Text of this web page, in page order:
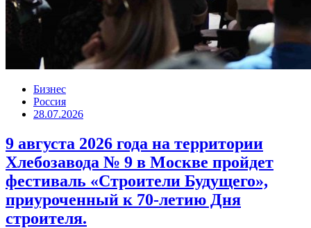
Бизнес
Россия
28.07.2026
9 августа 2026 года на территории
Хлебозавода № 9 в Москве пройдет
фестиваль «Строители Будущего»,
приуроченный к 70-летию Дня
строителя.